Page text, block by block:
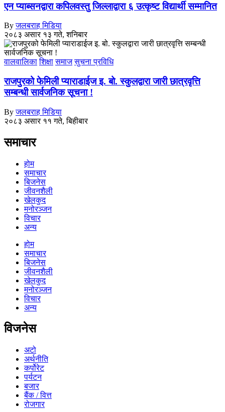
एन प्याब्सनद्वारा कपिलवस्तु जिल्लाद्वारा ६ उत्कृष्ट विद्यार्थी सम्मानित
By जलबराह मिडिया
२०८३ असार १३ गते, शनिबार
वालवालिका शिक्षा समाज सुचना प्रविधि
राजपुरको फेमिली प्याराडाईज इ. बो. स्कुलद्वारा जारी छात्रवृत्ति
सम्बन्धी सार्वजनिक सूचना !
By जलबराह मिडिया
२०८३ असार ११ गते, बिहीबार
समाचार
होम
समाचार
बिजनेस
जीवनशैली
खेलकुद
मनोरञ्जन
विचार
अन्य
होम
समाचार
बिजनेस
जीवनशैली
खेलकुद
मनोरञ्जन
विचार
अन्य
विजनेस
अटो
अर्थनीति
कर्पोरेट
पर्यटन
बजार
बैंक / वित्त
रोजगार